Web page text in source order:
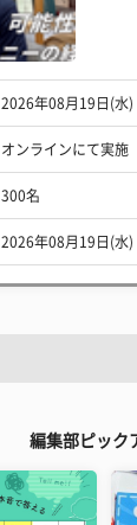
2026年08月19日(水)
オンラインにて実施
300名
2026年08月19日(水)
編集部ピック